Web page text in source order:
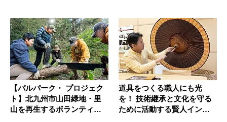
【パルパーク・ プロジェク
ト】北九州市山田緑地・里
山を再生するボランティア
道具をつくる職人にも光
を！ 技術継承と文化を守る
ために活動する賢人インタ